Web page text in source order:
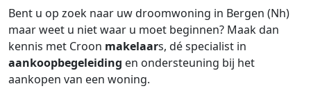
Bent u op zoek naar uw droomwoning in Bergen (Nh)
maar weet u niet waar u moet beginnen? Maak dan
kennis met Croon makelaars, dé specialist in
aankoopbegeleiding en ondersteuning bij het
aankopen van een woning.